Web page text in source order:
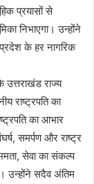
प्रयासों से
निभाएगा। उन्होंने
के हर नागरिक
उत्तराखंड राज्य
राष्ट्रपति का
का आभार
समर्पण और राष्ट्र
सेवा का संकल्प
उन्होंने सदैव अंतिम